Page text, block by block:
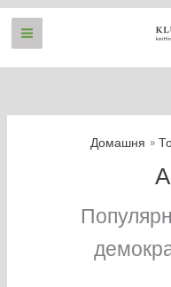
Перейти
Домашня